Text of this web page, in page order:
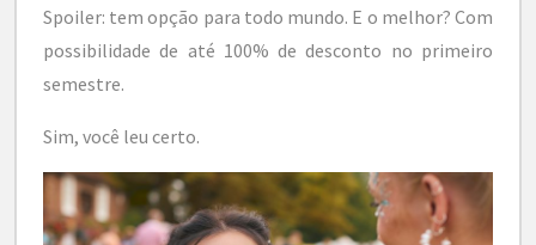
Spoiler: tem opção para todo mundo. E o melhor? Com
possibilidade de até 100% de desconto no primeiro
semestre.
Sim, você leu certo.